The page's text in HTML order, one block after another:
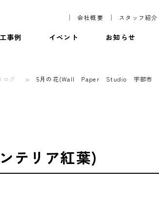
会社概要 スタッフ紹介
事例 イベント お知らせ
ログ 5月の花(Wall Paper Studio 宇部市
リア紅葉)